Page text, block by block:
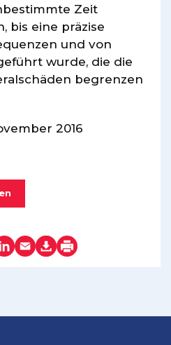
Zeit
bis eine präzise
und von
wurde, die die
begrenzen
2016